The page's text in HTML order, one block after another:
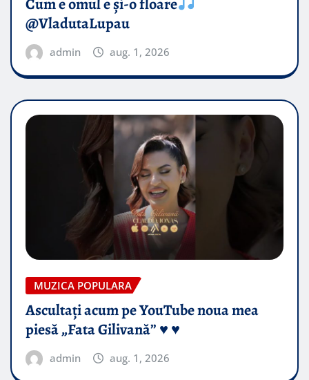
@VladutaLupau
admin aug. 1, 2026
MUZICA POPULARA
Ascultați acum pe YouTube noua mea
piesă „Fata Gilivană” ♥️ ♥️
admin aug. 1, 2026